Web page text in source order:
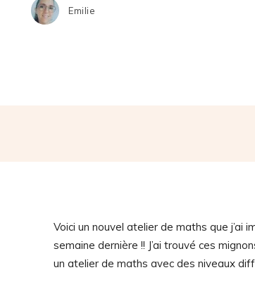
Emilie
Voici un nouvel atelier de maths que j’ai
semaine dernière !! J’ai trouvé ces
un atelier de maths avec des niveaux